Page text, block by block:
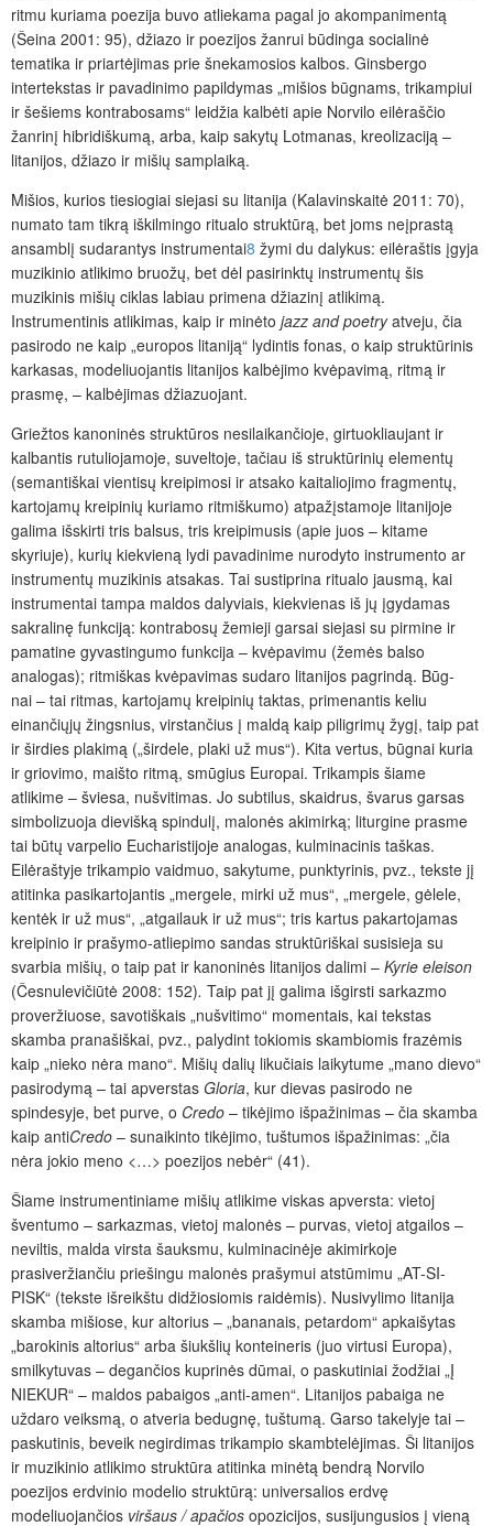
ritmu kuriama poezija buvo atliekama pagal jo akompanimentą
(Šeina 2001: 95), džiazo ir poezijos žanrui būdinga socialinė
tematika ir priartėjimas prie šnekamosios kalbos. Ginsbergo
intertekstas ir pavadinimo papildymas „mišios būgnams, trikampiui
ir šešiems kontrabosams“ leidžia kalbėti apie Norvilo eilėraščio
žanrinį hibridiškumą, arba, kaip sakytų Lotmanas, kreolizaciją –
litanijos, džiazo ir mišių samplaiką.
Mišios, kurios tiesiogiai siejasi su litanija (Kalavinskaitė 2011: 70),
numato tam tikrą iškilmingo ritualo struktūrą, bet joms neįprastą
ansamblį sudarantys instrumentai8 žymi du dalykus: eilėraštis įgyja
muzikinio atlikimo bruožų, bet dėl pasirinktų instrumentų šis
muzikinis mišių ciklas labiau primena džiazinį atlikimą.
Instrumentinis atlikimas, kaip ir minėto jazz and poetryatveju, čia
pasirodo ne kaip „europos litaniją“ lydintis fonas, o kaip struktūrinis
karkasas, modeliuojantis litanijos kalbėjimo kvėpavimą, ritmą ir
prasmę, – kalbėjimas džiazuojant.
Griežtos kanoninės struktūros nesilaikančioje, girtuokliaujant ir
kalbantis rutuliojamoje, suveltoje, tačiau iš struktūrinių elementų
(semantiškai vientisų kreipimosi ir atsako kaitaliojimo fragmentų,
kartojamų kreipinių kuriamo ritmiškumo) atpažįstamoje litanijoje
galima išskirti tris balsus, tris kreipimusis (apie juos – kitame
skyriuje), kurių kiekvieną lydi pavadinime nurodyto instrumento ar
instrumentų muzikinis atsakas. Tai sustiprina ritualo jausmą, kai
instrumentai tampa maldos dalyviais, kiekvienas iš jų įgydamas
sakralinę funkciją: kontrabosų žemieji garsai siejasi su pirmine ir
pamatine gyvastingumo funkcija – kvėpavimu (žemės balso
analogas); ritmiškas kvėpavimas sudaro litanijos pagrindą. Būg­
nai – tai ritmas, kartojamų kreipinių taktas, primenantis keliu
einančiųjų žingsnius, virstančius į maldą kaip piligrimų žygį, taip pat
ir širdies plakimą („širdele, plaki už mus“). Kita vertus, būgnai kuria
ir griovimo, maišto ritmą, smūgius Europai. Trikampis šiame
atlikime – šviesa, nušvitimas. Jo subtilus, skaidrus, švarus garsas
simbolizuoja dievišką spindulį, malonės akimirką; liturgine prasme
tai būtų varpelio Eucharistijoje analogas, kulminacinis taškas.
Eilėraštyje trikampio vaidmuo, sakytume, punktyrinis, pvz., tekste jį
atitinka pasikartojantis „mergele, mirki už mus“, „mergele, gėlele,
kentėk ir už mus“, „atgailauk ir už mus“; tris kartus pakartojamas
kreipinio ir prašymo-atliepimo sandas struktūriškai susisieja su
svarbia mišių, o taip pat ir kanoninės litanijos dalimi – Kyrie eleison
(Česnulevičiūtė 2008: 152). Taip pat jį galima išgirsti sarkazmo
proveržiuose, savotiškais „nušvitimo“ momentais, kai tekstas
skamba pranašiškai, pvz., palydint tokiomis skambiomis frazėmis
kaip „nieko nėra mano“. Mišių dalių likučiais laikytume „mano dievo“
pasirodymą – tai apverstas Gloria, kur dievas pasirodo ne
spindesyje, bet purve, o Credo – tikėjimo išpažinimas – čia skamba
kaip antiCredo – sunaikinto tikėjimo, tuštumos išpažinimas: „čia
nėra jokio meno <…> poezijos nebėr“ (41).
Šiame instrumentiniame mišių atlikime viskas apversta: vietoj
šventumo – sarkazmas, vietoj malonės – purvas, vietoj atgailos –
neviltis, malda virsta šauksmu, kulminacinėje akimirkoje
prasiveržiančiu priešingu malonės prašymui atstūmimu „AT-SI-
PISK“ (tekste išreikštu didžiosiomis raidėmis). Nusivylimo litanija
skamba mišiose, kur altorius – „bananais, petardom“ apkaišytas
„barokinis altorius“ arba šiukšlių konteineris (juo virtusi Europa),
smilkytuvas – degančios kuprinės dūmai, o paskutiniai žodžiai „Į
NIEKUR“ – maldos pabaigos „anti-amen“. Litanijos pabaiga ne
uždaro veiksmą, o atveria bedugnę, tuštumą. Garso takelyje tai –
paskutinis, beveik negirdimas trikampio skambtelėjimas. Ši litanijos
ir muzikinio atlikimo struktūra atitinka minėtą bendrą Norvilo
poezijos erdvinio modelio struktūrą: universalios erdvę
modeliuojančios viršaus / apačios opozicijos, susijungusios į vieną